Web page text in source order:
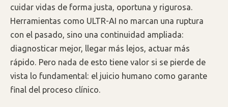
cuidar vidas de forma justa, oportuna y rigurosa.
Herramientas como ULTR-AI no marcan una ruptura
con el pasado, sino una continuidad ampliada:
diagnosticar mejor, llegar más lejos, actuar más
rápido. Pero nada de esto tiene valor si se pierde de
vista lo fundamental: el juicio humano como garante
final del proceso clínico.